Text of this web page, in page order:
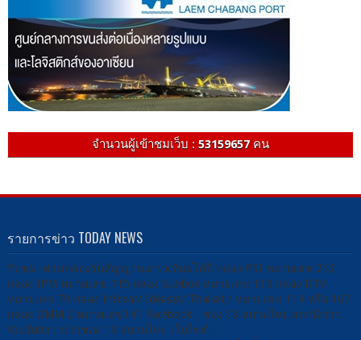
จำนวนผู้เข้าชมเว็บ : 53159657คน
รายการข่าว TODAY NEWS
รับชม -ผ่านกล่องรับสัญญาณดาวเทียมได้ที่ กล่อง PSI หมายเลข 212
กล่อง IPM หมายเลข 115 กล่อง Sunbox หมายเลข 113 กล่อง DTV
หมายเลข 79 กล่อง Infosat/ Ideasat/ Thaisat / หมายเลข 114 หรือ 167
กล่อง GMM Z หมายเลข141 Facebook : ช่อง 13 สยามไทย สถานีข่าว
YouTube : ข่าวช่อง 13 สยามไทย เว็บไซต์ :